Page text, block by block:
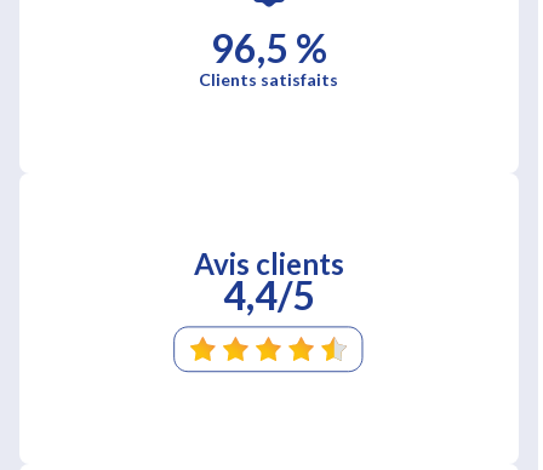
96,5 %
Clients satisfaits
Avis clients
4,4/5